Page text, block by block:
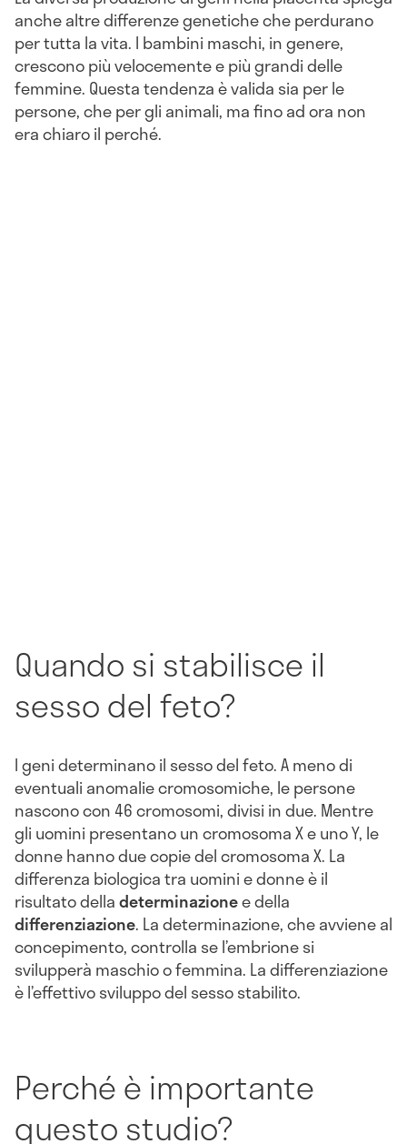
anche altre differenze genetiche che perdurano
per tutta la vita. I bambini maschi, in genere,
crescono più velocemente e più grandi delle
femmine. Questa tendenza è valida sia per le
persone, che per gli animali, ma fino ad ora non
era chiaro il perché.
Quando si stabilisce il
sesso del feto?
I geni determinano il sesso del feto. A meno di
eventuali anomalie cromosomiche, le persone
nascono con 46 cromosomi, divisi in due. Mentre
gli uomini presentano un cromosoma X e uno Y, le
donne hanno due copie del cromosoma X. La
differenza biologica tra uomini e donne è il
risultato delladeterminazionee della
differenziazione. La determinazione, che avviene al
concepimento, controlla se l’embrione si
svilupperà maschio o femmina. La differenziazione
è l’effettivo sviluppo del sesso stabilito.
Perché è importante
questo studio?